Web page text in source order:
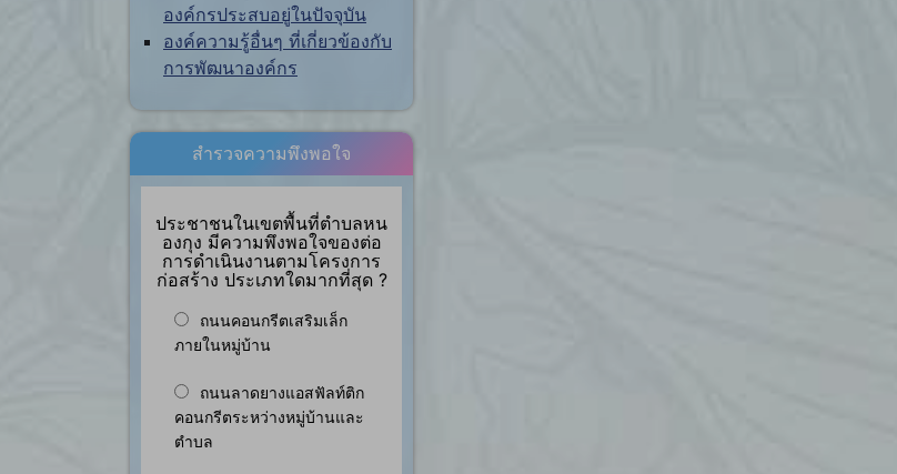
องค์กรประสบอยู่ในปัจจุบัน
องค์ความรู้อื่นๆ ที่เกี่ยวข้องกับ
การพัฒนาองค์กร
สำรวจความพึงพอใจ
ประชาชนในเขตพื้นที่ตำบลหน
องกุง มีความพึงพอใจของต่อ
การดำเนินงานตามโครงการ
ก่อสร้าง ประเภทใดมากที่สุด ?
ถนนคอนกรีตเสริมเล็ก
ภายในหมู่บ้าน
ถนนลาดยางแอสฟัลท์ติก
คอนกรีตระหว่างหมู่บ้านและ
ตำบล